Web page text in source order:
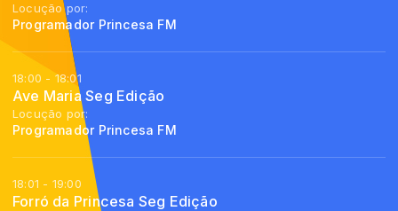
Locução por:
Programador Princesa FM
18:00 - 18:01
Ave Maria Seg Edição
Locução por:
Programador Princesa FM
18:01 - 19:00
Forró da Princesa Seg Edição